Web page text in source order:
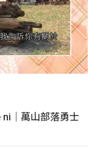
ni｜萬山部落勇士